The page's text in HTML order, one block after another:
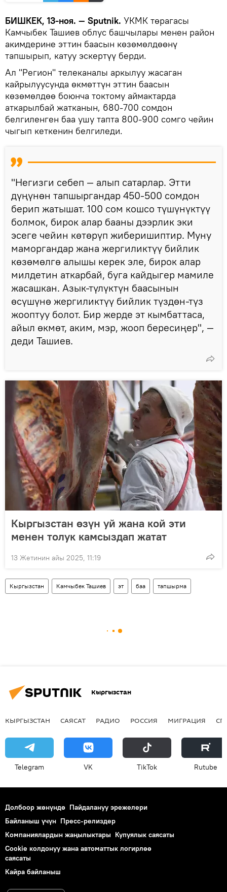
БИШКЕК, 13-ноя. — Sputnik. УКМК төрагасы
Камчыбек Ташиев облус башчылары менен район
акимдерине эттин баасын көзөмөлдөөнү
тапшырып, катуу эскертүү берди.
Ал "Регион" телеканалы аркылуу жасаган
кайрылуусунда өкмөттүн эттин баасын
көзөмөлдөө боюнча токтому аймактарда
аткарылбай жатканын, 680-700 сомдон
белгиленген баа ушу тапта 800-900 сомго чейин
чыгып кеткенин белгиледи.
"Негизги себеп — алып сатарлар. Этти
дүңүнөн тапшыргандар 450-500 сомдон
берип жатышат. 100 сом кошсо түшүнүктүү
болмок, бирок алар бааны дээрлик эки
эсеге чейин көтөрүп жиберишиптир. Муну
маморгандар жана жергиликтүү бийлик
көзөмөлгө алышы керек эле, бирок алар
милдетин аткарбай, буга кайдыгер мамиле
жасашкан. Азык-түлүктүн баасынын
өсүшүнө жергиликтүү бийлик түздөн-түз
жооптуу болот. Бир жерде эт кымбаттаса,
айыл өкмөт, аким, мэр, жооп бересиңер", —
деди Ташиев.
Кыргызстан өзүн уй жана кой эти
менен толук камсыздап жатат
13 Жетинин айы 2025, 11:19
Кыргызстан Камчыбек Ташиев эт баа тапшырма
Кыргызстан
КЫРГЫЗСТАН САЯСАТ РАДИО РОССИЯ МИГРАЦИЯ
Telegram VK ТikТоk Rutube
Долбоор жөнүндө Пайдалануу эрежелери
Байланыш үчүн Пресс-релиздер
Компаниялардын жаңылыктары Купуялык саясаты
Cookie колдонуу жана автоматтык логирлөө
саясаты
Кайра байланыш